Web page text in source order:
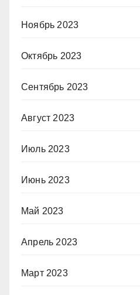
Ноябрь 2023
Октябрь 2023
Сентябрь 2023
Август 2023
Июль 2023
Июнь 2023
Май 2023
Апрель 2023
Март 2023